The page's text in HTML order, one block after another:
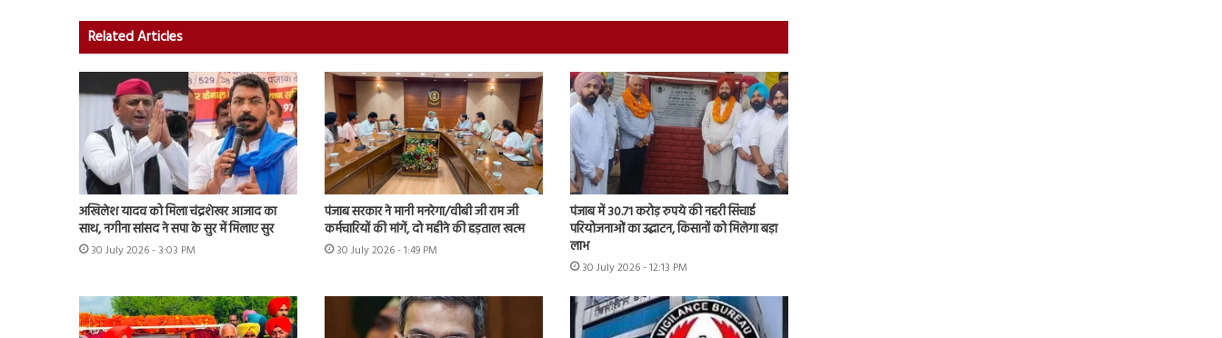
Related Articles
अखिलेश यादव को मिला चंद्रशेखर आजाद का
साथ, नगीना सांसद ने सपा के सुर में मिलाए सुर
30 July 2026 - 3:03 PM
पंजाब सरकार ने मानी मनरेगा/वीबी जी राम जी
कर्मचारियों की मांगें, दो महीने की हड़ताल खत्म
30 July 2026 - 1:49 PM
पंजाब में 30.71 करोड़ रुपये की नहरी सिंचाई
परियोजनाओं का उद्घाटन, किसानों को मिलेगा बड़ा
लाभ
30 July 2026 - 12:13 PM